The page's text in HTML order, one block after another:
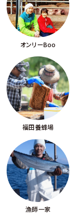
オンリーBoo
福田養蜂場
漁師一家